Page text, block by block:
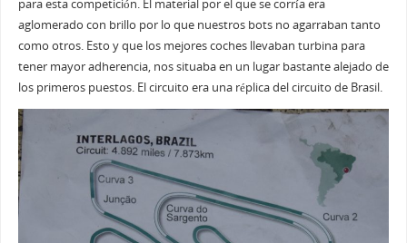
para esta competición. El material por el que se corría era
aglomerado con brillo por lo que nuestros bots no agarraban tanto
como otros. Esto y que los mejores coches llevaban turbina para
tener mayor adherencia, nos situaba en un lugar bastante alejado de
los primeros puestos. El circuito era una réplica del circuito de Brasil.